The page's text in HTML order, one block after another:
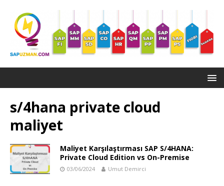
s/4hana private cloud
maliyet
Maliyet Karşılaştırması SAP S/4HANA:
Private Cloud Edition vs On-Premise
03/06/2024 Umut Demirci